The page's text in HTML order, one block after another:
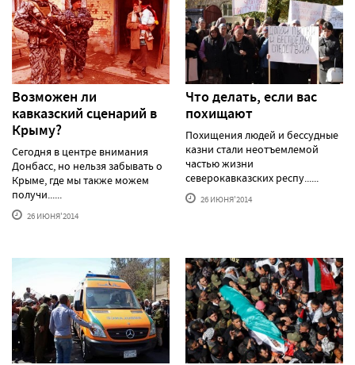
Возможен ли
кавказский сценарий в
Крыму?
Сегодня в центре внимания
Донбасс, но нельзя забывать о
Крыме, где мы также можем
получи......
26 ИЮНЯ'2014
Что делать, если вас
похищают
Похищения людей и бессудные
казни стали неотъемлемой
частью жизни
северокавказских респу......
26 ИЮНЯ'2014